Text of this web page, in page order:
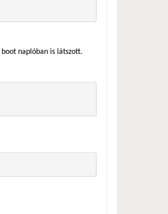
naplóban is látszott.